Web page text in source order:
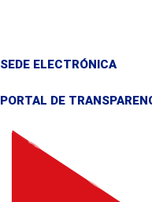
SEDE ELECTRÓNICA
PORTAL DE